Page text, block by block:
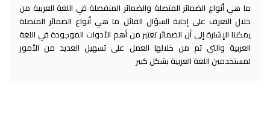
ما هي أنواع الضمائر المتصلة والضمائر المنفصلة في اللغة العربية من
خلال التعرف على إجابة السؤال القائل ما هي أنواع الضمائر المتصلة
يمكننا الإشارة إلى أن الضمائر تعتبر من أهم الأدوات الموجودة في اللغة
العربية والتي تم من خلالها العمل على تسهيل العديد من الأمور
لمستخدمين اللغة العربية بشكل كبير